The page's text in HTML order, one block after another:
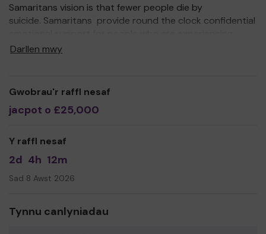
Samaritans vision is that fewer people die by
suicide. Samaritans provide round the clock confidential
feelings of distress or despair, including those which may
even expand our service!
Thank you for your support and good luck!
Alison Davies
Darllen mwy
Gwobrau'r raffl nesaf
jacpot o £25,000
Y raffl nesaf
2d 4h 12m
Sad 8 Awst 2026
Tynnu canlyniadau